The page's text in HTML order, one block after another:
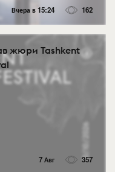
Вчера в 15:24 162
жюри Tashkent
7 Авг 357